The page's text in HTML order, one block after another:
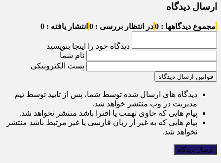
ارسال دیدگاه
مجموع دیدگاهها : 0 در انتظار بررسی : 0 انتشار یافته : 0
دیدگاه خود را اینجا بنویسید
نام شما
پست الکترونیکی
قوانین ارسال دیدگاه
دیدگاه های ارسال شده توسط شما، پس از تایید توسط تیم
مدیریت در وب منتشر خواهد شد.
پیام هایی که حاوی تهمت یا افترا باشد منتشر نخواهد شد.
پیام هایی که به غیر از زبان فارسی یا غیر مرتبط باشد منتشر
نخواهد شد.